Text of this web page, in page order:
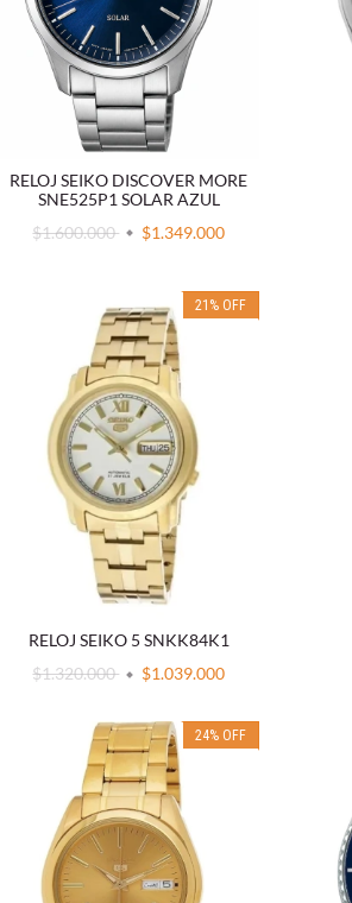
RELOJ SEIKO DISCOVER MORE
SNE525P1 SOLAR AZUL
$1.600.000
$1.349.000
21 % OFF
RELOJ SEIKO 5 SNKK84K1
$1.320.000
$1.039.000
24% OFF